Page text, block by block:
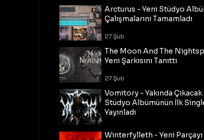
Arcturus - Yeni Stüdyo
Çalışmalarını Tamamladı
27 Şub
The Moon And The
Yeni Şarkısını Tanıttı
27 Şub
Vomitory - Yakında
Stüdyo Albümünün İlk
Yayınladı
Winterfylleth - Yeni Parçayı